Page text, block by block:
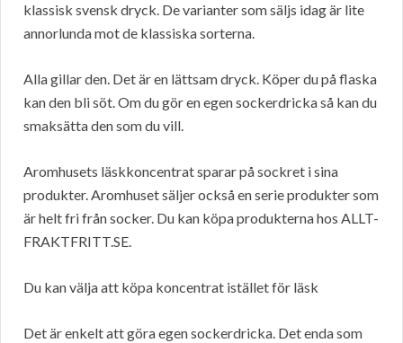
klassisk svensk dryck. De varianter som säljs idag är lite
annorlunda mot de klassiska sorterna.
Alla gillar den. Det är en lättsam dryck. Köper du på flaska
kan den bli söt. Om du gör en egen sockerdricka så kan du
smaksätta den som du vill.
Aromhusets läskkoncentrat sparar på sockret i sina
produkter. Aromhuset säljer också en serie produkter som
är helt fri från socker. Du kan köpa produkterna hos ALLT-
FRAKTFRITT.SE.
Du kan välja att köpa koncentrat istället för läsk
Det är enkelt att göra egen sockerdricka. Det enda som